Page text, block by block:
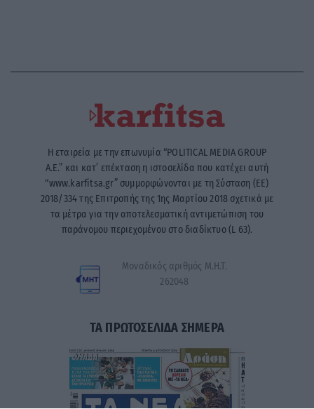
Η εταιρεία με την επωνυμία “POLITICAL MEDIA GROUP
A.E.” και κατ’ επέκταση η ιστοσελίδα που κατέχει αυτή
“www.karfitsa.gr” συμμορφώνονται με τη Σύσταση (ΕΕ)
2018/334 της Επιτροπής της 1ης Μαρτίου 2018 σχετικά με
τα μέτρα για την αποτελεσματική αντιμετώπιση του
παράνομου περιεχομένου στο διαδίκτυο (L 63).
Μοναδικός αριθμός Μ.Η.Τ.
262048
ΤΑ ΠΡΩΤΟΣΕΛΙΔΑ ΣΗΜΕΡΑ